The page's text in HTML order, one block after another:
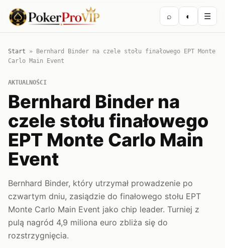
⌕ ◐ ☰
Start »
Bernhard Binder na czele stołu finałowego EPT Monte
Carlo Main Event
AKTUALNOŚCI
Bernhard Binder na
czele stołu finałowego
EPT Monte Carlo Main
Event
Bernhard Binder, który utrzymał prowadzenie po
czwartym dniu, zasiądzie do finałowego stołu EPT
Monte Carlo Main Event jako chip leader. Turniej z
pulą nagród 4,9 miliona euro zbliża się do
rozstrzygnięcia.